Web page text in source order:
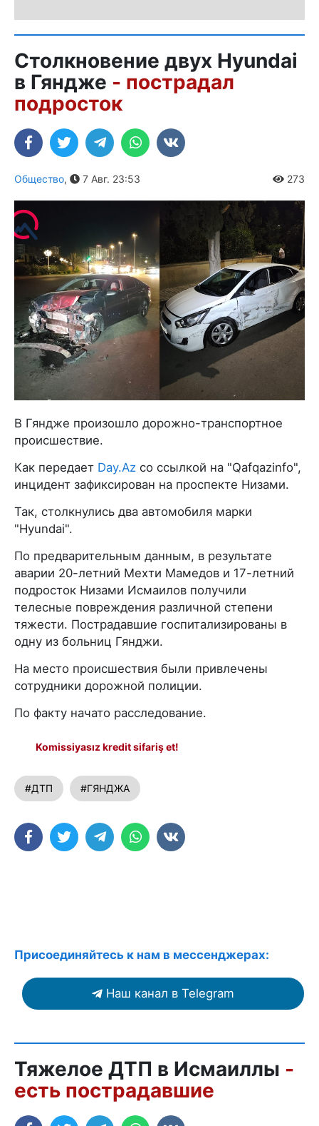
Столкновение двух Hyundai
в Гяндже - пострадал
подросток
Общество, 7 Авг. 23:53 273
В Гяндже произошло дорожно-транспортное
происшествие.
Как передает Day.Az со ссылкой на "Qafqazinfo",
инцидент зафиксирован на проспекте Низами.
Так, столкнулись два автомобиля марки
"Hyundai".
По предварительным данным, в результате
аварии 20-летний Мехти Мамедов и 17-летний
подросток Низами Исмаилов получили
телесные повреждения различной степени
тяжести. Пострадавшие госпитализированы в
одну из больниц Гянджи.
На место происшествия были привлечены
сотрудники дорожной полиции.
По факту начато расследование.
Komissiyasız kredit sifariş et!
#ДТП #ГЯНДЖА
Присоединяйтесь к нам в мессенджерах:
Наш канал в Telegram
Тяжелое ДТП в Исмаиллы -
есть пострадавшие